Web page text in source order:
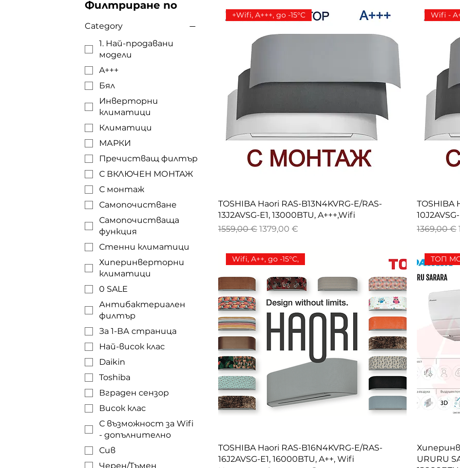
Филтриране по
Category
1. Най-продавани
модели
A+++
Бял
Инверторни
климатици
Климатици
МАРКИ
Пречистващ филтър
С ВКЛЮЧЕН МОНТАЖ
С монтаж
Самопочистване
Самопочистваща
функция
Стенни климатици
Хиперинверторни
климатици
0 SALE
Антибактериален
филтър
За 1-ВА страница
Най-висок клас
Daikin
Toshiba
Вграден сензор
Висок клас
С възможност за Wifi
- допълнително
Сив
Черен/Тъмен
+Wifi, A+++, до -15°C
TOSHIBA Haori RAS-B13N4KVRG-E/RAS-
13J2AVSG-E1, 13000BTU, A+++,Wifi
Редовна цена
1559,00 € Продажна цена
1379,00 €
Wifi -
TOSHIBA
Редовна
1369,00 €
Wifi, A++, до -15°C,
TOSHIBA Haori RAS-B16N4KVRG-E/RAS-
16J2AVSG-E1, 16000BTU, A++, Wifi
ТОП
URURU